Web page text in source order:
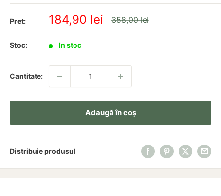
Pret:
Pret
redus
184,90 lei Pret
358,00 lei
Stoc: In stoc
Cantitate:
Adaugă în coș
Distribuie produsul